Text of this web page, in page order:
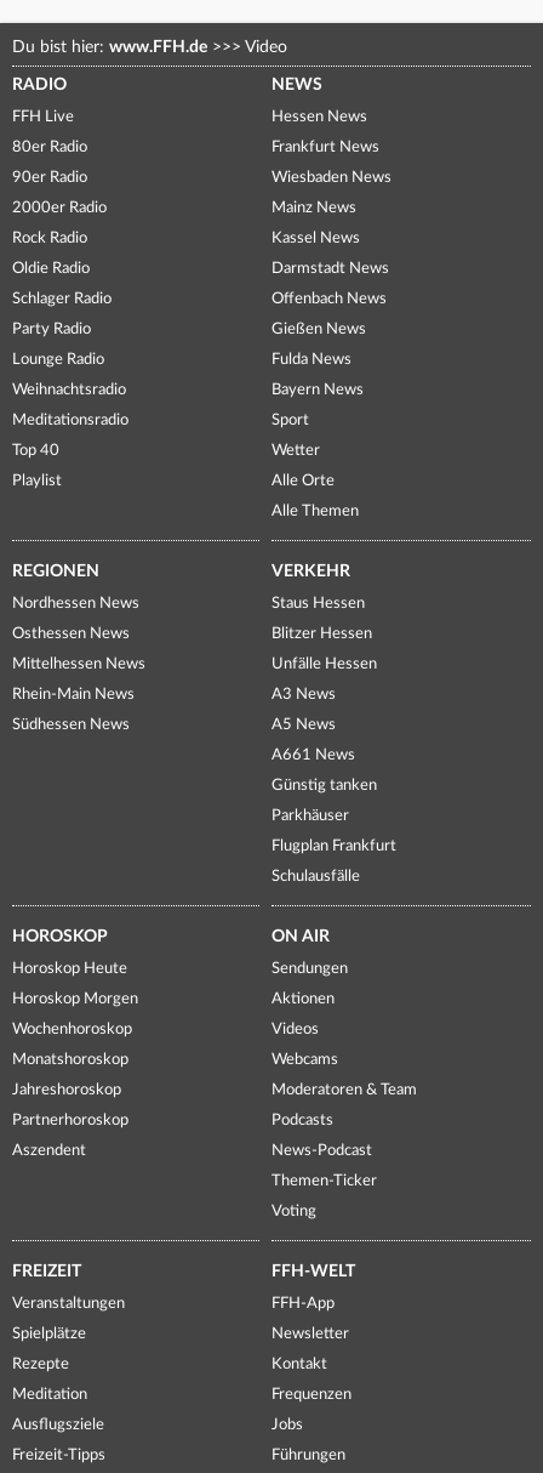
Du bist hier: www.FFH.de >>> Video
RADIO
FFH Live
80er Radio
90er Radio
2000er Radio
Rock Radio
Oldie Radio
Schlager Radio
Party Radio
Lounge Radio
Weihnachtsradio
Meditationsradio
Top 40
Playlist
NEWS
Hessen News
Frankfurt News
Wiesbaden News
Mainz News
Kassel News
Darmstadt News
Offenbach News
Gießen News
Fulda News
Bayern News
Sport
Wetter
Alle Orte
Alle Themen
REGIONEN
Nordhessen News
Osthessen News
Mittelhessen News
Rhein-Main News
Südhessen News
VERKEHR
Staus Hessen
Blitzer Hessen
Unfälle Hessen
A3 News
A5 News
A661 News
Günstig tanken
Parkhäuser
Flugplan Frankfurt
Schulausfälle
HOROSKOP
Horoskop Heute
Horoskop Morgen
Wochenhoroskop
Monatshoroskop
Jahreshoroskop
Partnerhoroskop
Aszendent
ON AIR
Sendungen
Aktionen
Videos
Webcams
Moderatoren & Team
Podcasts
News-Podcast
Themen-Ticker
Voting
FREIZEIT
Veranstaltungen
Spielplätze
Rezepte
Meditation
Ausflugsziele
Freizeit-Tipps
FFH-WELT
FFH-App
Newsletter
Kontakt
Frequenzen
Jobs
Führungen